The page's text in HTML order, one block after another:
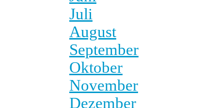
Juli
August
September
Oktober
November
Dezember